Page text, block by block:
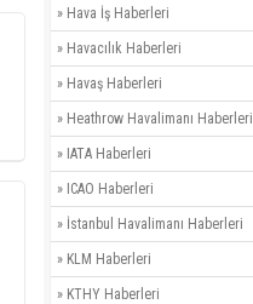
» Hava İş Haberleri
» Havacılık Haberleri
» Havaş Haberleri
» Heathrow Havalimanı Haberleri
» IATA Haberleri
» ICAO Haberleri
» İstanbul Havalimanı Haberleri
» KLM Haberleri
» KTHY Haberleri